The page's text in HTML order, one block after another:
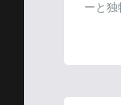
ーと独